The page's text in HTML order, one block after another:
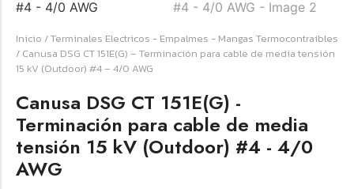
Terminal eléctrico Raychem SKU HVT-Z-253/353-G
industriales. Consulte este producto en Jprintech…
Add to Cart
Womenswear
Forfeited you engrossed
Inicio /Terminales Electricos - Empalmes - Mangas Termocontraíbles
/ Canusa DSG CT 151E(G) – Terminación para cable de media tensión
15 kV (Outdoor) #4 – 4/0 AWG
Canusa DSG CT 151E(G) -
Terminación para cable de media
tensión 15 kV (Outdoor) #4 - 4/0
AWG